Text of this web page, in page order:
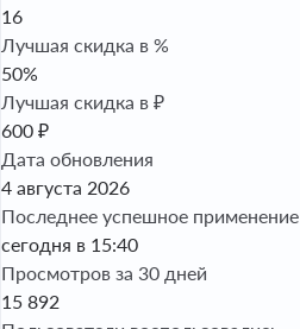
16
Лучшая скидка в %
50%
Лучшая скидка в ₽
600 ₽
Дата обновления
4 августа 2026
Последнее успешное применение
сегодня в 15:40
Просмотров за 30 дней
15 892